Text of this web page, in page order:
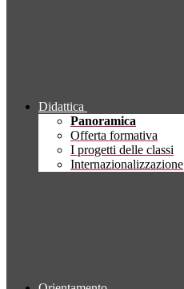
Didattica
Panoramica
Offerta formativa
I progetti delle classi
Internazionalizzazione